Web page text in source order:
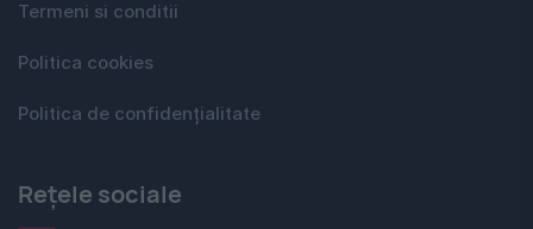
Termeni si conditii
Politica cookies
Politica de confidențialitate
Rețele sociale